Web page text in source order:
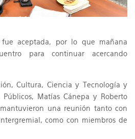
fue aceptada, por lo que mañana
para continuar acercando
Cultura, Ciencia y Tecnología y
Matías Cánepa y Roberto
una reunión tanto con
como con miembros de